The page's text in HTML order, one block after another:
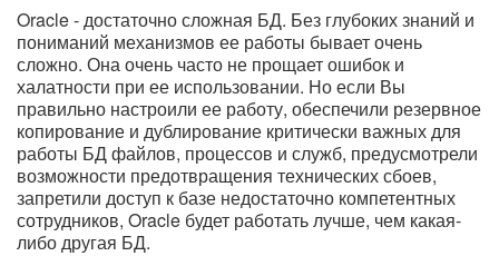
Oracle - достаточно сложная БД. Без глубоких знаний и
пониманий механизмов ее работы бывает очень
сложно. Она очень часто не прощает ошибок и
халатности при ее использовании. Но если Вы
правильно настроили ее работу, обеспечили резервное
копирование и дублирование критически важных для
работы БД файлов, процессов и служб, предусмотрели
возможности предотвращения технических сбоев,
запретили доступ к базе недостаточно компетентных
сотрудников, Oracle будет работать лучше, чем какая-
либо другая БД.